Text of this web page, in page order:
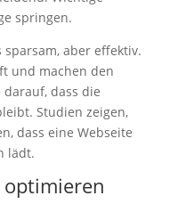
springen.
aber effektiv.
und machen den
dass die
Studien zeigen,
dass eine Webseite
lädt.